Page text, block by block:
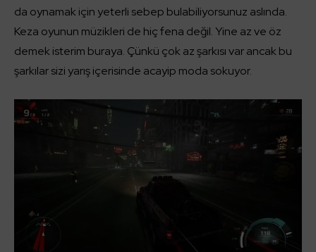
da oynamak için yeterli sebep bulabiliyorsunuz aslında.
Keza oyunun müzikleri de hiç fena değil. Yine az ve öz
demek isterim buraya. Çünkü çok az şarkısı var ancak bu
şarkılar sizi yarış içerisinde acayip moda sokuyor.